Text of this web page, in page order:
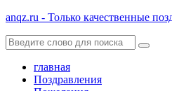
anqz.ru - Только качественные
главная
Поздравления